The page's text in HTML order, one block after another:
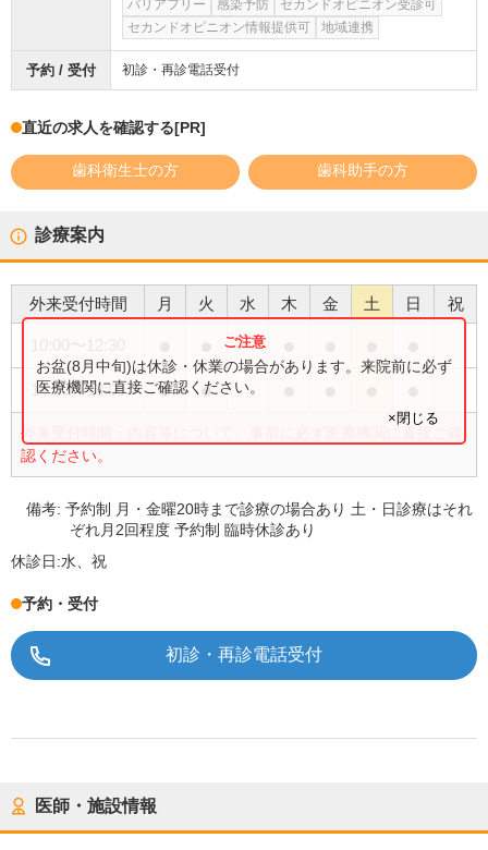
バリアフリー
感染予防
セカンドオピニオン受診可
セカンドオピニオン情報提供可
地域連携
予約 / 受付 初診・再診電話受付
直近の求人を確認する[PR]
歯科衛生士の方 歯科助手の方
診療案内
外来受付時間 月 火 水 木 金 土 日 祝
14:00〜18:00 ● ●
外来受付時間・内容等について、事前に必ず医療機関に直接ご確
認ください。
お盆(8月中旬)は休診・休業の場合があります。来院前に必ず
医療機関に直接ご確認ください。
×閉じる
備考:予約制 月・金曜20時まで診療の場合あり 土・日診療はそれ
ぞれ月2回程度 予約制 臨時休診あり
休診日:水、祝
予約・受付
初診・再診電話受付
医師・施設情報